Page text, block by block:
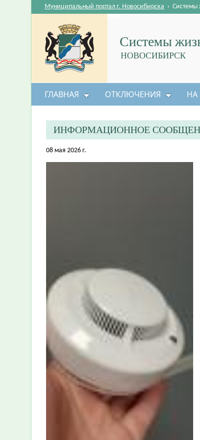
Системы
НОВОСИБИРСК
Муниципальный портал г. Новосибирска › Системы
ГЛАВНАЯ ОТКЛЮЧЕНИЯ НА
ИНФОРМАЦИОННОЕ
08 мая 2026 г.